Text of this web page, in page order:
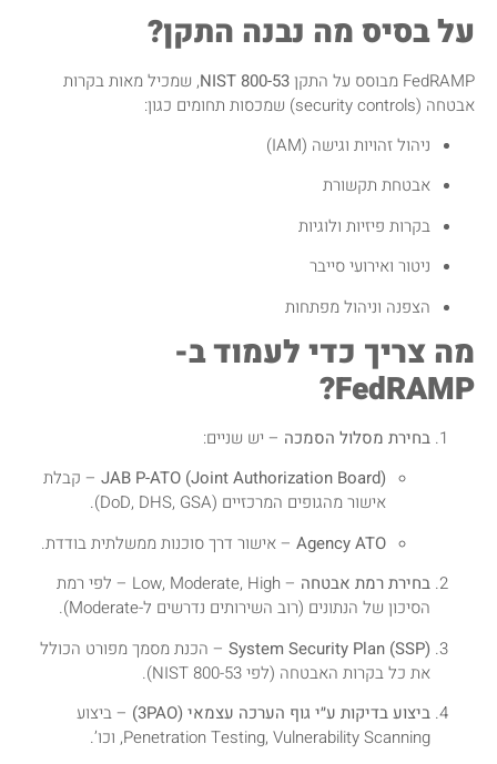
על בסיס מה נבנה התקן?
FedRAMP מבוסס על התקן NIST 800-53, שמכיל מאות בקרות
אבטחה (security controls) שמכסות תחומים כגון:
ניהול זהויות וגישה (IAM)
אבטחת תקשורת
בקרות פיזיות ולוגיות
ניטור ואירועי סייבר
הצפנה וניהול מפתחות
מה צריך כדי לעמוד ב-
FedRAMP?
בחירת מסלול הסמכה – יש שניים:
JAB P-ATO (Joint Authorization Board) – קבלת
אישור מהגופים המרכזיים (DoD, DHS, GSA).
Agency ATO – אישור דרך סוכנות ממשלתית בודדת.
בחירת רמת אבטחה
– Low, Moderate, High – לפי רמת
הסיכון של הנתונים (רוב השירותים נדרשים ל-Moderate).
System Security Plan (SSP) – הכנת מסמך מפורט הכולל
את כל בקרות האבטחה (לפי NIST 800-53).
ביצוע בדיקות ע״י גוף הערכה עצמאי (3PAO)
– ביצוע
Penetration Testing, Vulnerability Scanning, וכו’.